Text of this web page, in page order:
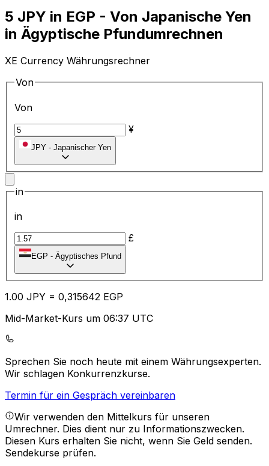
5 JPY in EGP - Von Japanische Yen
in Ägyptische Pfundumrechnen
XE Currency Währungsrechner
Von
Von
¥
JPY - Japanischer Yen
in
in
£
EGP - Ägyptisches Pfund
1.00 JPY = 0,315642 EGP
Mid-Market-Kurs um 06:37 UTC
Sprechen Sie noch heute mit einem Währungsexperten.
Wir schlagen Konkurrenzkurse.
Termin für ein Gespräch vereinbaren
Wir verwenden den Mittelkurs für unseren
Umrechner. Dies dient nur zu Informationszwecken.
Diesen Kurs erhalten Sie nicht, wenn Sie Geld senden.
Sendekurse prüfen.